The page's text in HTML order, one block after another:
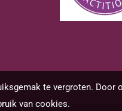
te vergroten. Door
van cookies.